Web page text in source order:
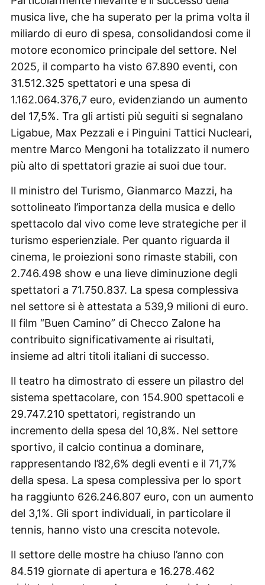
musica live, che ha superato per la prima volta il
miliardo di euro di spesa, consolidandosi come il
motore economico principale del settore. Nel
2025, il comparto ha visto 67.890 eventi, con
31.512.325 spettatori e una spesa di
1.162.064.376,7 euro, evidenziando un aumento
del 17,5%. Tra gli artisti più seguiti si segnalano
Ligabue, Max Pezzali e i Pinguini Tattici Nucleari,
mentre Marco Mengoni ha totalizzato il numero
più alto di spettatori grazie ai suoi due tour.
Il ministro del Turismo, Gianmarco Mazzi, ha
sottolineato l’importanza della musica e dello
spettacolo dal vivo come leve strategiche per il
turismo esperienziale. Per quanto riguarda il
cinema, le proiezioni sono rimaste stabili, con
2.746.498 show e una lieve diminuzione degli
spettatori a 71.750.837. La spesa complessiva
nel settore si è attestata a 539,9 milioni di euro.
Il film “Buen Camino” di Checco Zalone ha
contribuito significativamente ai risultati,
insieme ad altri titoli italiani di successo.
Il teatro ha dimostrato di essere un pilastro del
sistema spettacolare, con 154.900 spettacoli e
29.747.210 spettatori, registrando un
incremento della spesa del 10,8%. Nel settore
sportivo, il calcio continua a dominare,
rappresentando l’82,6% degli eventi e il 71,7%
della spesa. La spesa complessiva per lo sport
ha raggiunto 626.246.807 euro, con un aumento
del 3,1%. Gli sport individuali, in particolare il
tennis, hanno visto una crescita notevole.
Il settore delle mostre ha chiuso l’anno con
84.519 giornate di apertura e 16.278.462